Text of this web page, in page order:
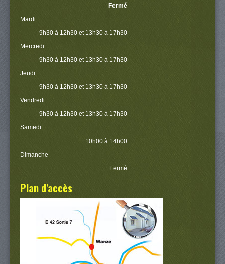
Fermé
Mardi
9h30 à 12h30 et 13h30 à 17h30
Mercredi
9h30 à 12h30 et 13h30 à 17h30
Jeudi
9h30 à 12h30 et 13h30 à 17h30
Vendredi
9h30 à 12h30 et 13h30 à 17h30
Samedi
10h00 à 14h00
Dimanche
Fermé
Plan d'accès